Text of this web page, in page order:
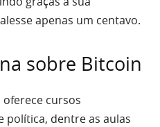
apenas um centavo.
sobre Bitcoin
cursos
política, dentre as aulas